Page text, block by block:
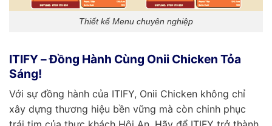
Thiết kế Menu chuyên nghiệp
ITIFY – Đồng Hành Cùng Onii Chicken Tỏa
Sáng!
Với sự đồng hành của ITIFY, Onii Chicken không chỉ
xây dựng thương hiệu bền vững mà còn chinh phục